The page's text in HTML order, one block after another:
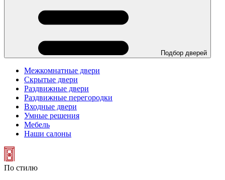
Подбор дверей
Межкомнатные двери
Скрытые двери
Раздвижные двери
Раздвижные перегородки
Входные двери
Умные решения
Мебель
Наши салоны
По стилю